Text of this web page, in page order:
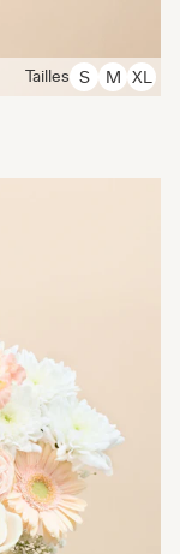
Tailles S M XL